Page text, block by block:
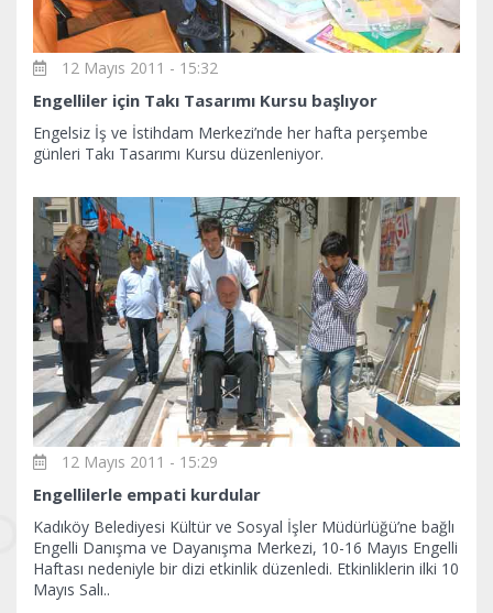
12 Mayıs 2011 - 15:32
Engelliler için Takı Tasarımı Kursu başlıyor
Engelsiz İş ve İstihdam Merkezi’nde her hafta perşembe
günleri Takı Tasarımı Kursu düzenleniyor.
12 Mayıs 2011 - 15:29
Engellilerle empati kurdular
Kadıköy Belediyesi Kültür ve Sosyal İşler Müdürlüğü’ne bağlı
Engelli Danışma ve Dayanışma Merkezi, 10-16 Mayıs Engelli
Haftası nedeniyle bir dizi etkinlik düzenledi. Etkinliklerin ilki 10
Mayıs Salı..